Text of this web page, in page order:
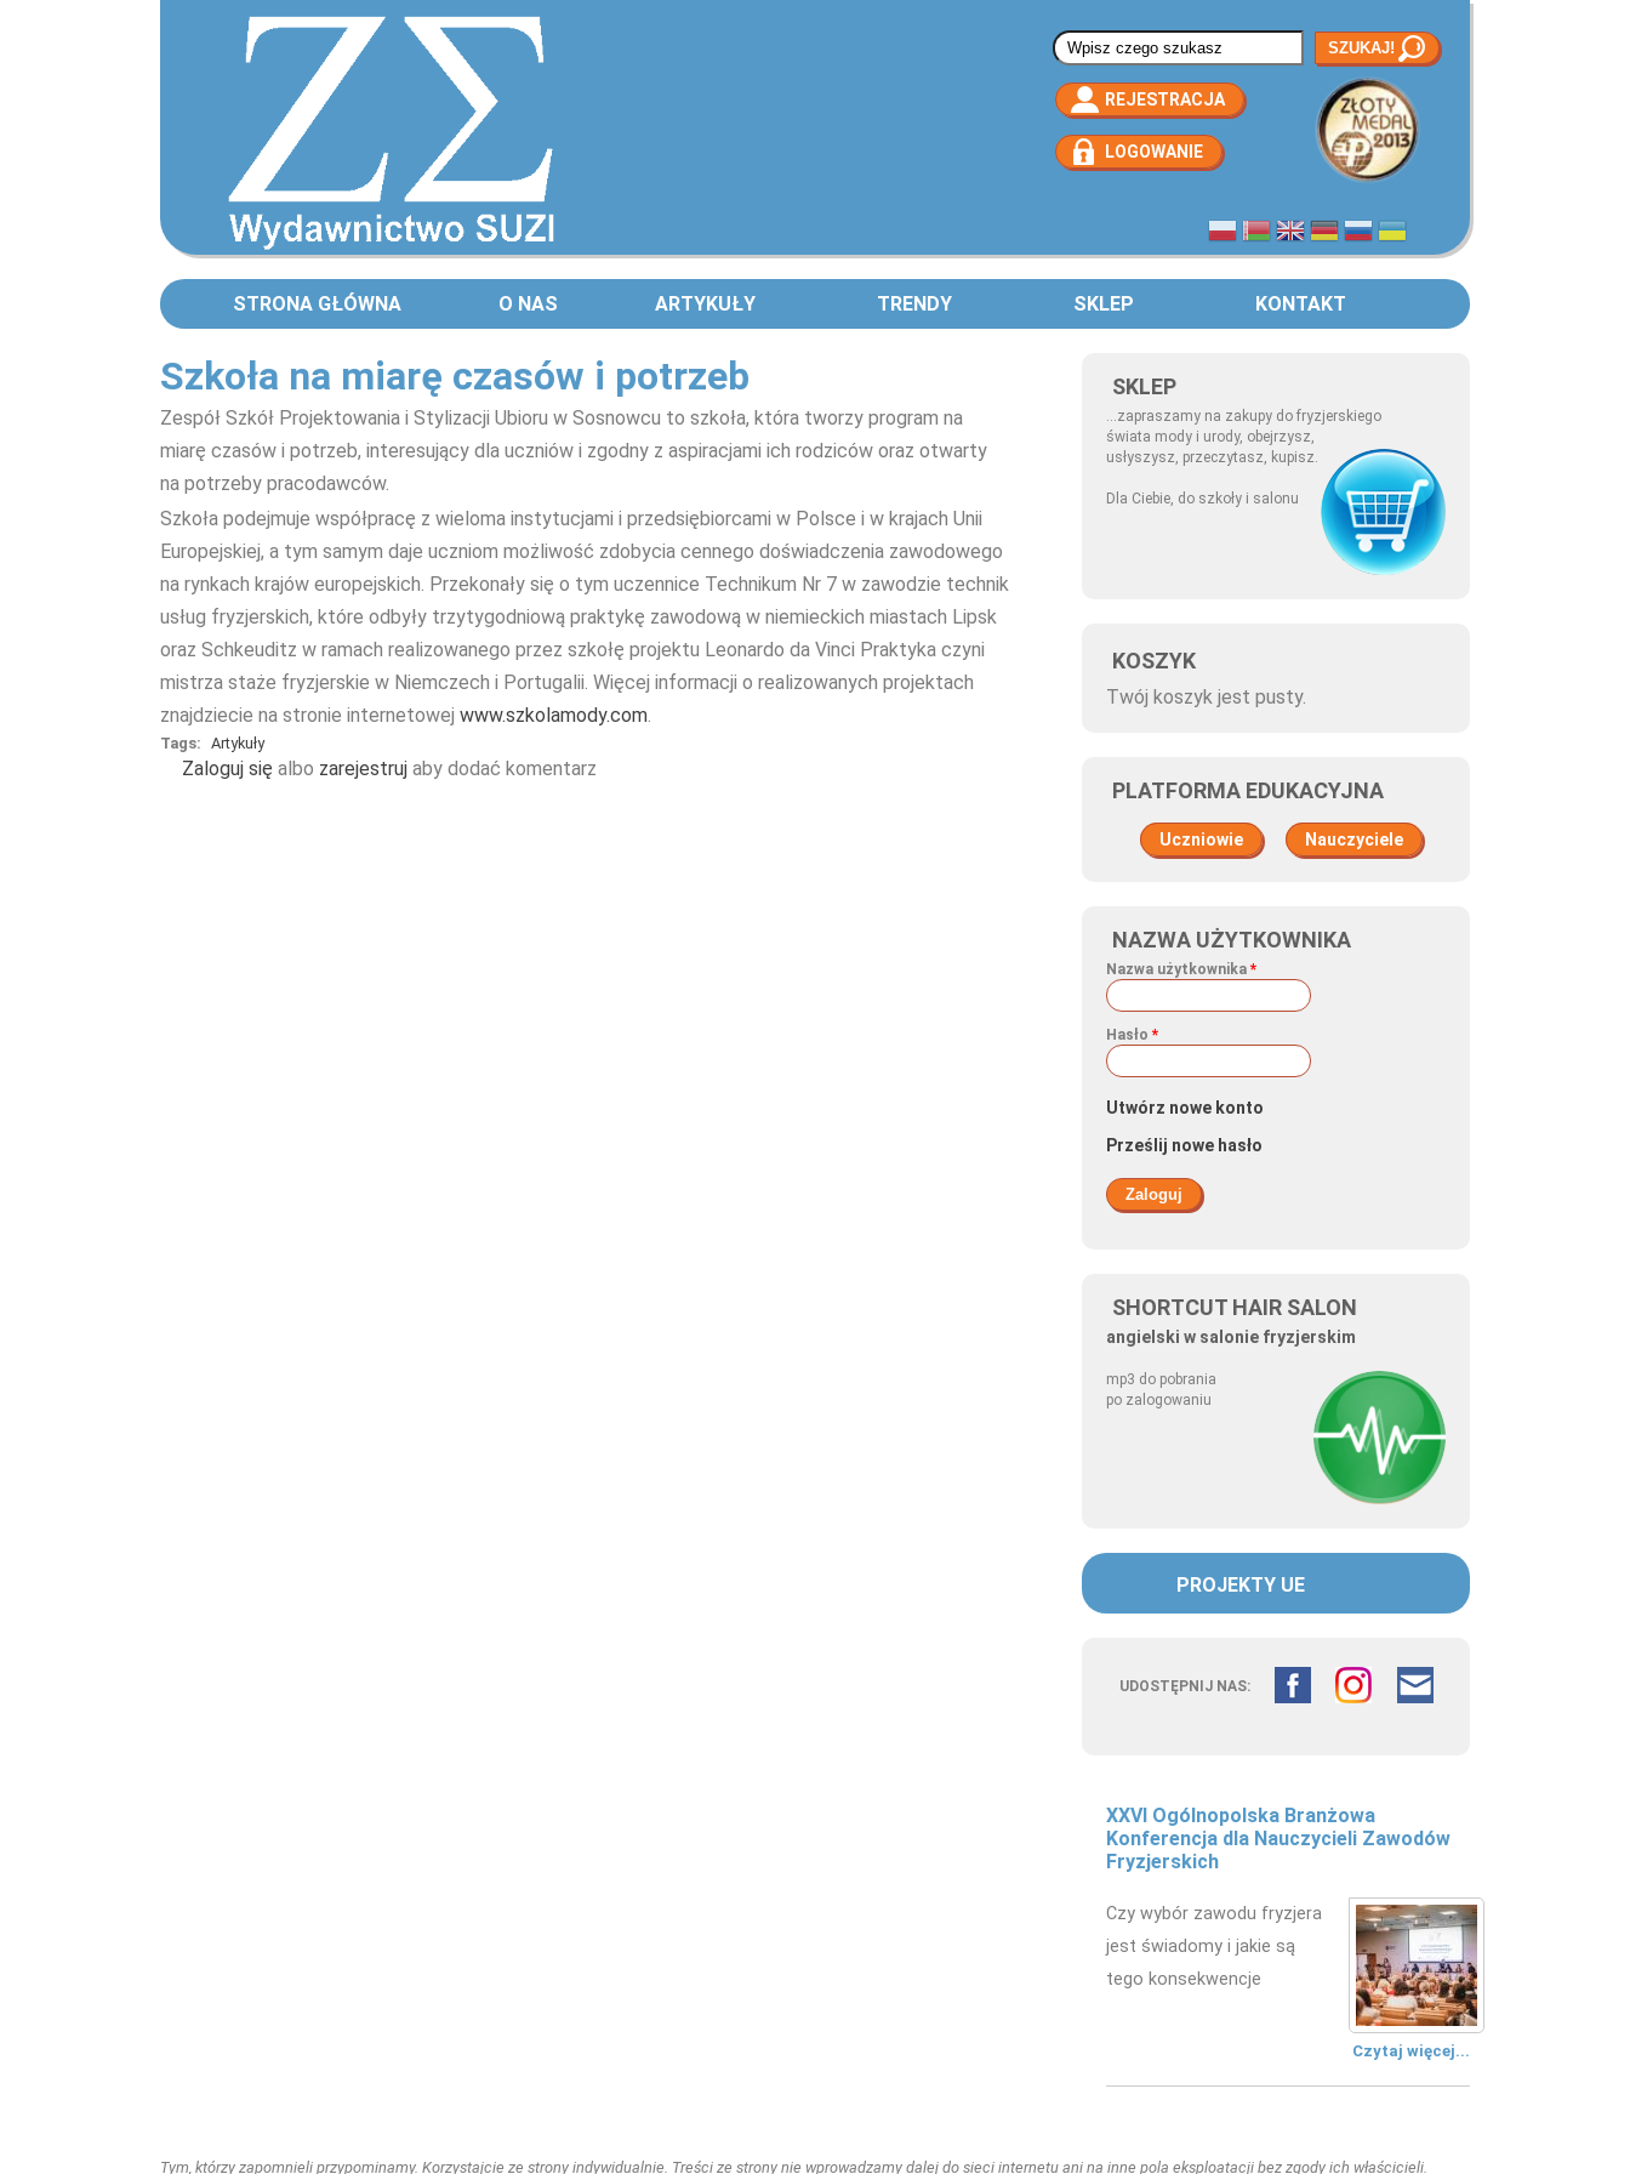
Formularz wyszukiwania
REJESTRACJA
LOGOWANIE
STRONA GŁÓWNA O NAS ARTYKUŁY TRENDY SKLEP KONTAKT
SKLEP
...zapraszamy na zakupy do fryzjerskiego
świata mody i urody, obejrzysz,
usłyszysz, przeczytasz, kupisz.
Dla Ciebie, do szkoły i salonu
KOSZYK
Twój koszyk jest pusty.
PLATFORMA EDUKACYJNA
Uczniowie Nauczyciele
NAZWA UŻYTKOWNIKA
Nazwa użytkownika *
Hasło *
Utwórz nowe konto
Prześlij nowe hasło
SHORTCUT HAIR SALON
angielski w salonie fryzjerskim
mp3 do pobrania
po zalogowaniu
PROJEKTY UE
UDOSTĘPNIJ NAS:
XXVI Ogólnopolska Branżowa
Konferencja dla Nauczycieli Zawodów
Fryzjerskich
Czy wybór zawodu fryzjera
jest świadomy i jakie są
tego konsekwencje
Czytaj więcej...
Szkoła na miarę czasów i potrzeb
Zespół Szkół Projektowania i Stylizacji Ubioru w Sosnowcu to szkoła, która tworzy program na
miarę czasów i potrzeb, interesujący dla uczniów i zgodny z aspiracjami ich rodziców oraz otwarty
na potrzeby pracodawców.
Szkoła podejmuje współpracę z wieloma instytucjami i przedsiębiorcami w Polsce i w krajach Unii
Europejskiej, a tym samym daje uczniom możliwość zdobycia cennego doświadczenia zawodowego
na rynkach krajów europejskich. Przekonały się o tym uczennice Technikum Nr 7 w zawodzie technik
usług fryzjerskich, które odbyły trzytygodniową praktykę zawodową w niemieckich miastach Lipsk
oraz Schkeuditz w ramach realizowanego przez szkołę projektu Leonardo da Vinci Praktyka czyni
mistrza staże fryzjerskie w Niemczech i Portugalii. Więcej informacji o realizowanych projektach
znajdziecie na stronie internetowej www.szkolamody.com.
Tags: Artykuły
Zaloguj się albo zarejestruj aby dodać komentarz
Tym, którzy zapomnieli przypominamy. Korzystajcie ze strony indywidualnie. Treści ze strony nie wprowadzamy dalej do sieci internetu ani na inne pola eksploatacji bez zgody ich właścicieli.